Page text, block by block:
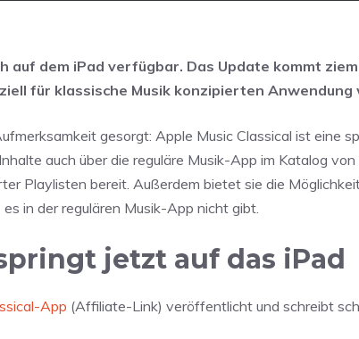
auf dem iPad verfügbar. Das Update kommt
für klassische Musik konzipierten
gesorgt: Apple Music Classical ist eine
auch über die reguläre Musik-App im Katalog
Playlisten bereit. Außerdem bietet sie die
in der regulären Musik-App nicht gibt.
jetzt auf das iPad
App (Affiliate-Link) veröffentlicht und schreibt